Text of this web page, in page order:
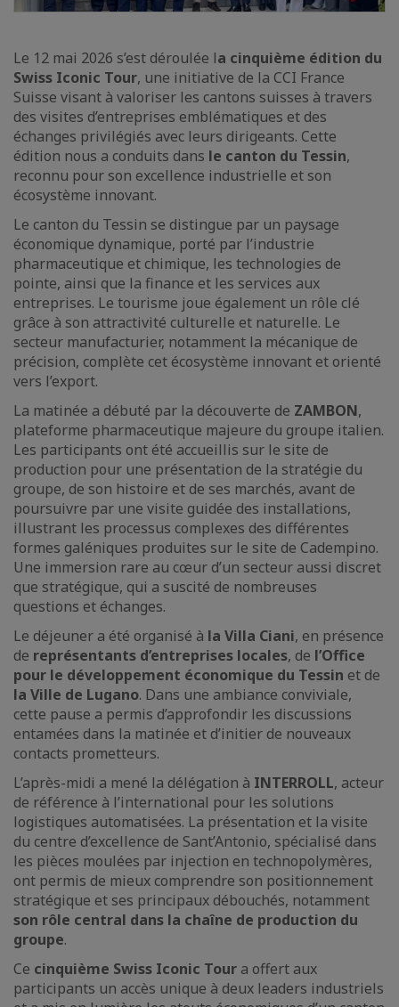
Le 12 mai 2026 s’est déroulée la cinquième édition du
Swiss Iconic Tour, une initiative de la CCI France
Suisse visant à valoriser les cantons suisses à travers
des visites d’entreprises emblématiques et des
échanges privilégiés avec leurs dirigeants. Cette
édition nous a conduits dans le canton du Tessin,
reconnu pour son excellence industrielle et son
écosystème innovant.
Le canton du Tessin se distingue par un paysage
économique dynamique, porté par l’industrie
pharmaceutique et chimique, les technologies de
pointe, ainsi que la finance et les services aux
entreprises. Le tourisme joue également un rôle clé
grâce à son attractivité culturelle et naturelle. Le
secteur manufacturier, notamment la mécanique de
précision, complète cet écosystème innovant et orienté
vers l’export.
La matinée a débuté par la découverte de ZAMBON,
plateforme pharmaceutique majeure du groupe italien.
Les participants ont été accueillis sur le site de
production pour une présentation de la stratégie du
groupe, de son histoire et de ses marchés, avant de
poursuivre par une visite guidée des installations,
illustrant les processus complexes des différentes
formes galéniques produites sur le site de Cadempino.
Une immersion rare au cœur d’un secteur aussi discret
que stratégique, qui a suscité de nombreuses
questions et échanges.
Le déjeuner a été organisé à la Villa Ciani, en présence
de représentants d’entreprises locales, de l’Office
pour le développement économique du Tessin et de
la Ville de Lugano. Dans une ambiance conviviale,
cette pause a permis d’approfondir les discussions
entamées dans la matinée et d’initier de nouveaux
contacts prometteurs.
L’après-midi a mené la délégation à INTERROLL, acteur
de référence à l’international pour les solutions
logistiques automatisées. La présentation et la visite
du centre d’excellence de Sant’Antonio, spécialisé dans
les pièces moulées par injection en technopolymères,
ont permis de mieux comprendre son positionnement
stratégique et ses principaux débouchés, notamment
son rôle central dans la chaîne de production du
groupe.
Ce cinquième Swiss Iconic Tour a offert aux
participants un accès unique à deux leaders industriels